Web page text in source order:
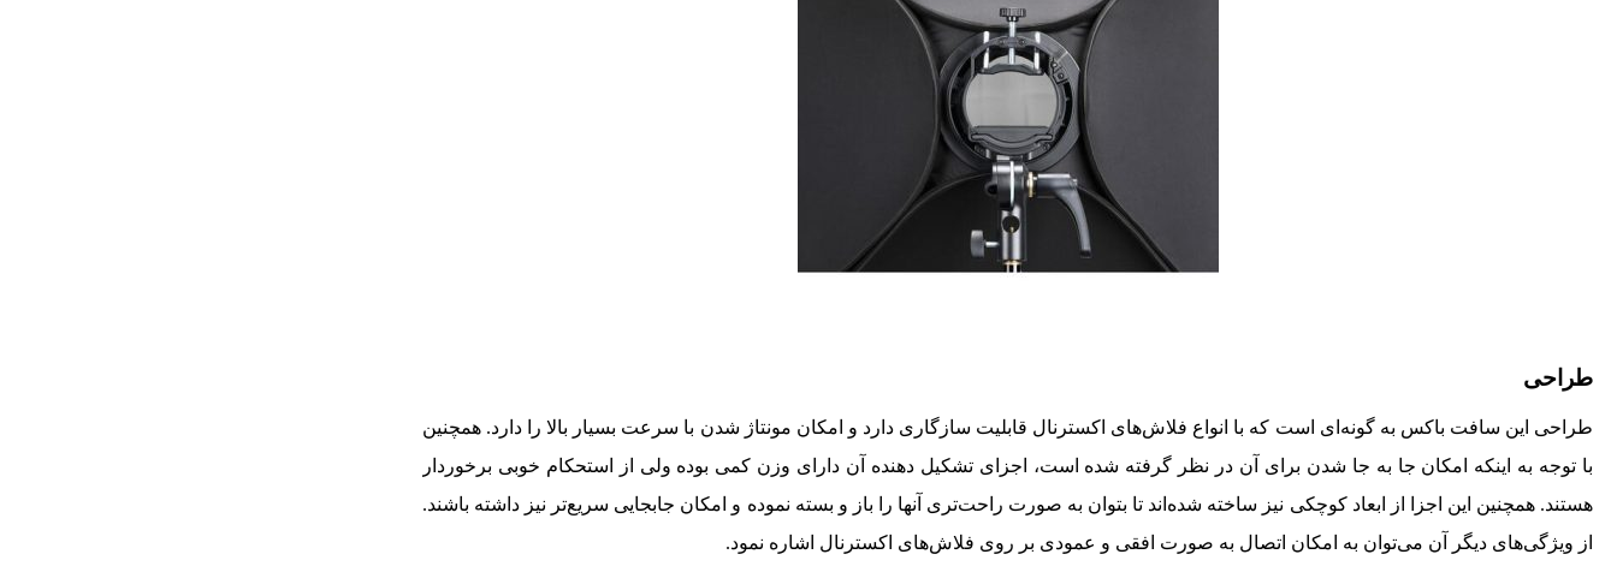
طراحی
طراحی این سافت باکس به گونه‌ای است که با انواع فلاش‌های اکسترنال قابلیت سازگاری دارد و امکان مونتاژ شدن با سرعت بسیار بالا را دارد. همچنین
با توجه به اینکه امکان جا به جا شدن برای آن در نظر گرفته شده است، اجزای تشکیل دهنده آن دارای وزن کمی ‌بوده ولی از استحکام خوبی برخوردار
هستند. همچنین این اجزا از ابعاد کوچکی نیز ساخته شده‌اند تا بتوان به صورت راحت‌تری آنها را باز و بسته نموده و امکان جابجایی سریع‌تر نیز داشته باشند.
از ویژگی‌های دیگر آن می‌توان به امکان اتصال به صورت افقی و عمودی بر روی فلاش‌های اکسترنال اشاره نمود.